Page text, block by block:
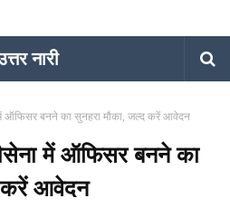
नारी
में ऑफिसर बनने का सुनहरा मौका, जल्द करें आवेदन
में ऑफिसर बनने का
करें आवेदन